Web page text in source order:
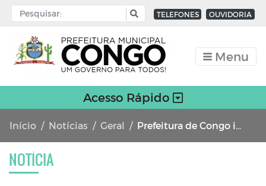
TELEFONES OUVIDORIA
Menu
Acesso Rápido
Início Notícias Geral Prefeitura de Congo implanta Programa Mais Educação na Rede Municipal de Ensino
NOTÍCIA